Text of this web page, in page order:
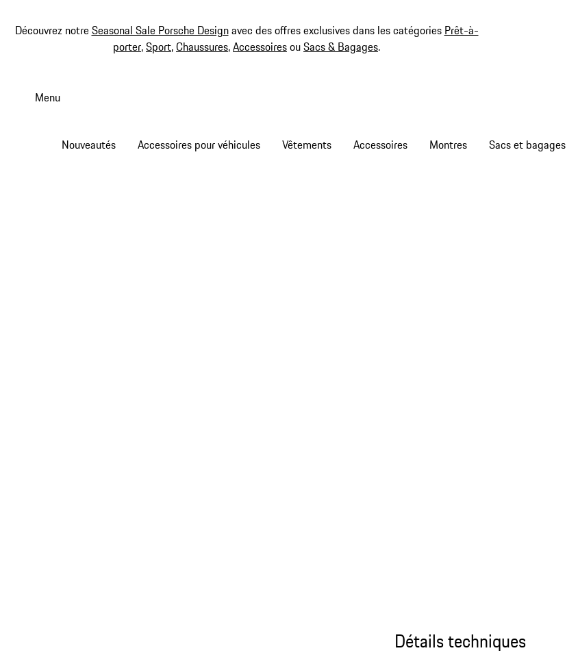
Découvrez notreSeasonal Sale Porsche Designavec des offres exclusives dans les catégories Prêt-à-
porter,Sport,Chaussures,AccessoiresouSacs & Bagages.
Menu
Nouveautés Accessoires pour véhicules Vêtements Accessoires Montres Sacs et bagages
Détails techniques